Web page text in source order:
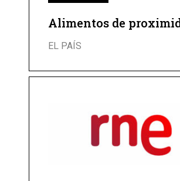
Alimentos de
EL PAÍS